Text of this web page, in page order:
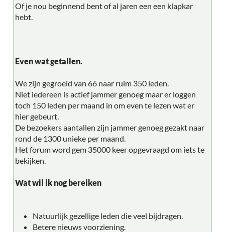
Of je nou beginnend bent of al jaren een een klapkar
hebt.
Even wat getallen.
We zijn gegroeid van 66 naar ruim 350 leden.
Niet iedereen is actief jammer genoeg maar er loggen
toch 150 leden per maand in om even te lezen wat er
hier gebeurt.
De bezoekers aantallen zijn jammer genoeg gezakt naar
rond de 1300 unieke per maand.
Het forum word gem 35000 keer opgevraagd om iets te
bekijken.
Wat wil ik nog bereiken
Natuurlijk gezellige leden die veel bijdragen.
Betere nieuws voorziening.